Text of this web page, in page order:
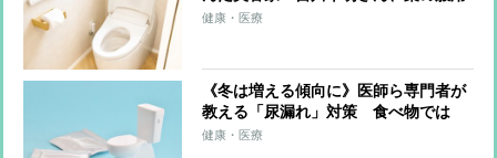
と併せて続けているのは骨盤底筋体操
健康・医療
《冬は増える傾向に》医師ら専門者が
教える「尿漏れ」対策 食べ物では
「ベリー類」「発酵食品」、習慣では
健康・医療